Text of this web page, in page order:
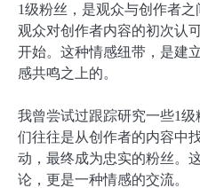
1级粉丝，是观众与创作者
观众对创作者内容的初次认
开始。这种情感纽带，是建
感共鸣之上的。
我曾尝试过跟踪研究一些1
们往往是从创作者的内容中
动，最终成为忠实的粉丝。
论，更是一种情感的交流。